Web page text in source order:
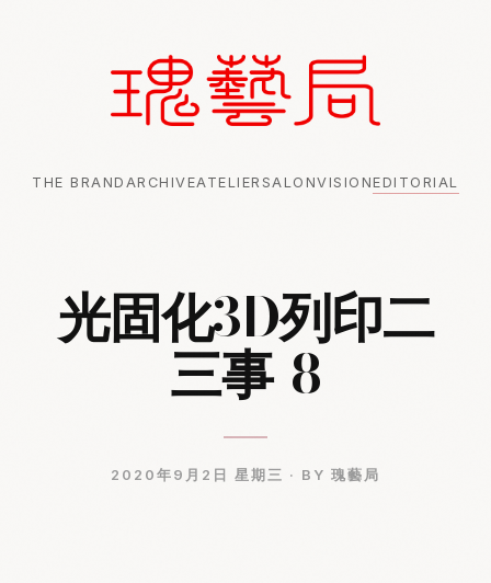
THE BRAND ARCHIVEATELIER SALONVISIONEDITORIAL
光固化3D列印二
三事-8
2020年9月2日 星期三 · BY 瑰藝局